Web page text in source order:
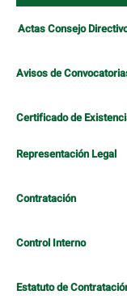
Actas Consejo
Avisos de
Certificado de
Representación Legal
Contratación
Control Interno
Estatuto de